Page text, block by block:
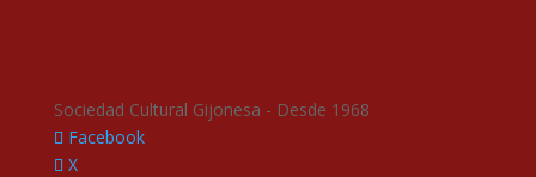
Sociedad Cultural Gijonesa - Desde 1968
Facebook
X